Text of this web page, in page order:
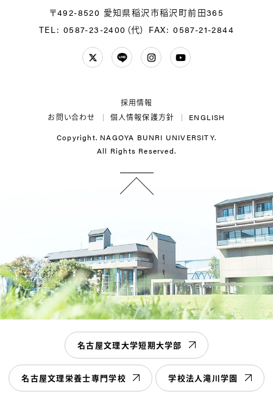
〒492-8520 愛知県稲沢市稲沢町前田365
TEL: 0587-23-2400（代） FAX: 0587-21-2844
ENGLISH
個人情報保護方針
お問い合わせ
採用情報
Copyright. NAGOYA BUNRI UNIVERSITY.
All Rights Reserved.
名古屋文理大学短期大学部
名古屋文理栄養士専門学校 学校法人滝川学園